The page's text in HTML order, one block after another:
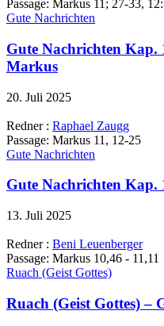
Passage: Markus 11; 27-33, 12:
Gute Nachrichten
Gute Nachrichten Kap.
Markus
20. Juli 2025
Redner : Raphael Zaugg
Passage: Markus 11, 12-25
Gute Nachrichten
Gute Nachrichten Kap.
13. Juli 2025
Redner : Beni Leuenberger
Passage: Markus 10,46 - 11,11
Ruach (Geist Gottes)
Ruach (Geist Gottes) –